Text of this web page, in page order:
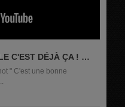
C'EST DÉJÀ ÇA ! "
" C'est une bonne